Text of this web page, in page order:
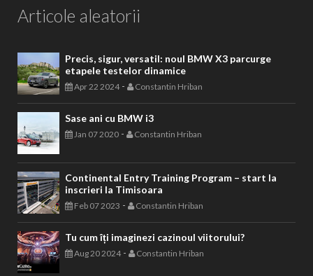
Articole aleatorii
Precis, sigur, versatil: noul BMW X3 parcurge
etapele testelor dinamice
Apr 22 2024- Constantin Hriban
Sase ani cu BMW i3
Jan 07 2020 - Constantin Hriban
Continental Entry Training Program – start la
inscrieri la Timisoara
Feb 07 2023 - Constantin Hriban
Tu cum îți imaginezi cazinoul viitorului?
Aug 20 2024- Constantin Hriban